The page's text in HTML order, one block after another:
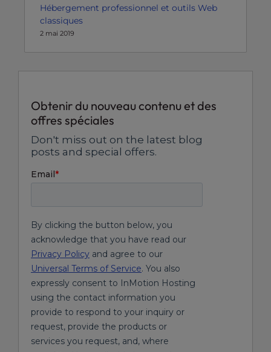
Hébergement professionnel et outils Web
classiques
2 mai 2019
Obtenir du nouveau contenu et des
offres spéciales